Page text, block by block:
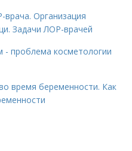
Организация
Задачи ЛОР-врачей
- проблема косметологии
время беременности. Как